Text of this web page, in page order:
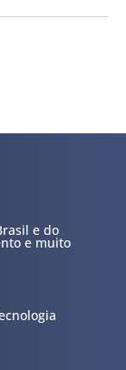
e do
e muito